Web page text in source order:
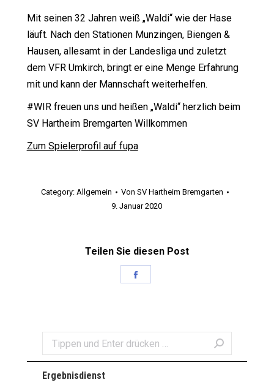
Mit seinen 32 Jahren weiß „Waldi“ wie der Hase
läuft. Nach den Stationen Munzingen, Biengen &
Hausen, allesamt in der Landesliga und zuletzt
dem VFR Umkirch, bringt er eine Menge Erfahrung
mit und kann der Mannschaft weiterhelfen.
#WIR freuen uns und heißen „Waldi“ herzlich beim
SV Hartheim BremgartenWillkommen
Zum Spielerprofil auf fupa
Category:Allgemein VonSV Hartheim Bremgarten
9. Januar 2020
Teilen Sie diesen Post
Search:
Ergebnisdienst